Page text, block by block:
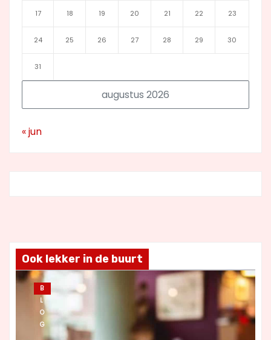
augustus 2026
17 18 19 20 21 22 23
24 25 26 27 28 29 30
31
« jun
Ook lekker in de buurt
B
L
O
G